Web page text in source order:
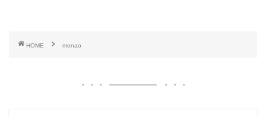
HOME monao